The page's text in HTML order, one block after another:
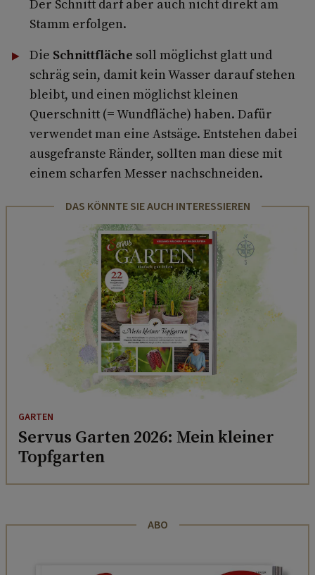
Der Schnitt darf aber auch nicht direkt am
Stamm erfolgen.
Die Schnittfläche soll möglichst glatt und
schräg sein, damit kein Wasser darauf stehen
bleibt, und einen möglichst kleinen
Querschnitt (= Wundfläche) haben. Dafür
verwendet man eine Astsäge. Entstehen dabei
ausgefranste Ränder, sollten man diese mit
einem scharfen Messer nachschneiden.
DAS KÖNNTE SIE AUCH INTERESSIEREN
GARTEN
Servus Garten 2026: Mein kleiner
Topfgarten
ABO